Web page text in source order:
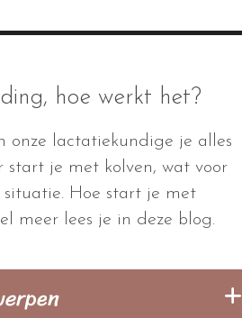
hoe werkt het?
onze lactatiekundige je alles
start je met kolven, wat voor
Hoe start je met
meer lees je in deze blog.